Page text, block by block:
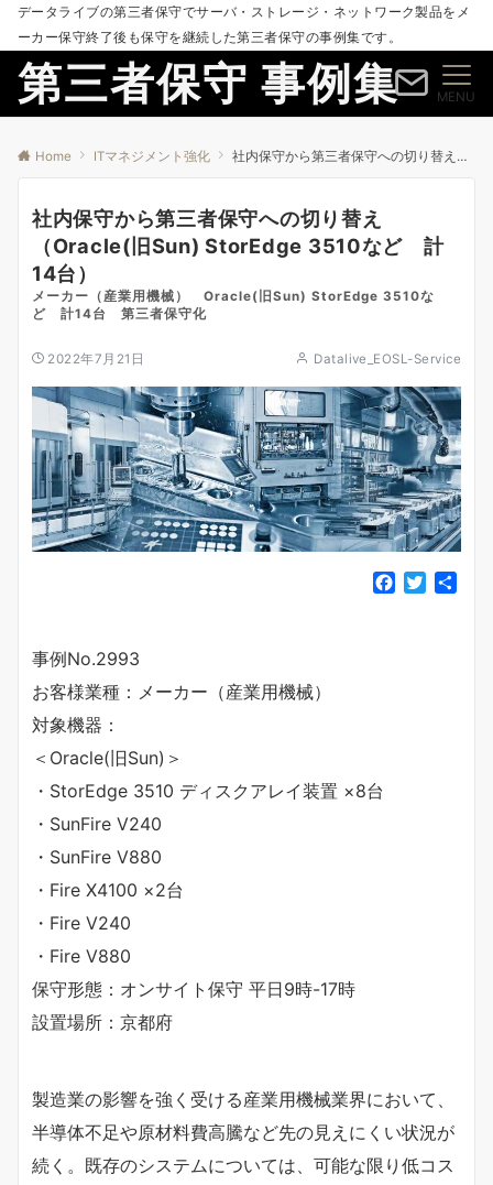
データライブの第三者保守でサーバ・ストレージ・ネットワーク製品をメ
ーカー保守終了後も保守を継続した第三者保守の事例集です。
第三者保守 事例集 MENU
Home ITマネジメント強化 社内保守から第三者保守への切り替え（Oracle(旧Sun) StorEdge 3510など 計14台）
社内保守から第三者保守への切り替え
（Oracle(旧Sun) StorEdge 3510など 計
14台）
メーカー（産業用機械） Oracle(旧Sun) StorEdge 3510な
ど 計14台 第三者保守化
2022年7月21日 Datalive_EOSL-Service
事例No.2993
お客様業種：メーカー（産業用機械）
対象機器：
＜Oracle(旧Sun)＞
・StorEdge 3510 ディスクアレイ装置 ×8台
・SunFire V240
・SunFire V880
・Fire X4100 ×2台
・Fire V240
・Fire V880
保守形態：オンサイト保守 平日9時-17時
設置場所：京都府
製造業の影響を強く受ける産業用機械業界において、
半導体不足や原材料費高騰など先の見えにくい状況が
続く。既存のシステムについては、可能な限り低コス